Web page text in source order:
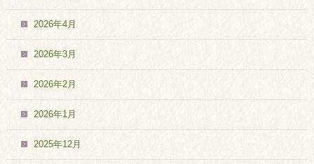
2026年4月
2026年3月
2026年2月
2026年1月
2025年12月